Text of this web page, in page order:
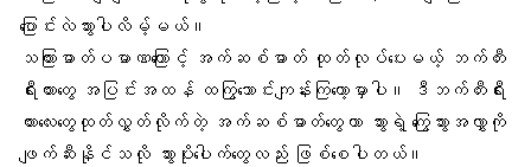
ပြောင်းလဲသွားပါလိမ့်မယ်။
သကြားဓာတ်ပမာဏကြောင့် အက်ဆစ်ဓာတ် ထုတ်လုပ်ပေးမယ့် ဘက်တီး
ရီးယားတွေ အပြင်းအထန် ထကြွသောင်းကျန်းကြတော့မှာပါ။ ဒီဘက်တီးရီး
ယားလေးတွေထုတ်လွှတ်လိုက်တဲ့ အက်ဆစ်ဓာတ်တွေဟာ သွားရဲ့ ကြွေသွားအလွှာကို
ဖျက်ဆီးနိုင်သလို သွားပိုးပေါက်တွေလည်း ဖြစ်စေပါတယ်။